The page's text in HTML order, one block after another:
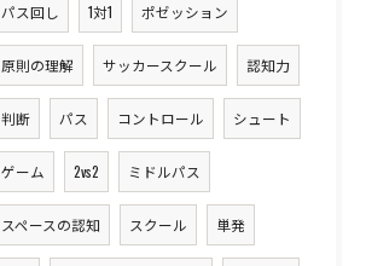
パス回し 1対1 ポゼッション
原則の理解 サッカースクール 認知力
判断 パス コントロール シュート
ゲーム 2vs2 ミドルパス
スペースの認知 スクール 単発